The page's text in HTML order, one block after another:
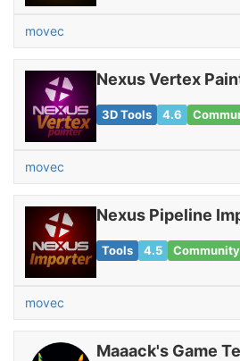
movec
Nexus Vertex
3D Tools 4.6
movec
Nexus Pipeline
Tools 4.5 Community
movec
Maaack's Game